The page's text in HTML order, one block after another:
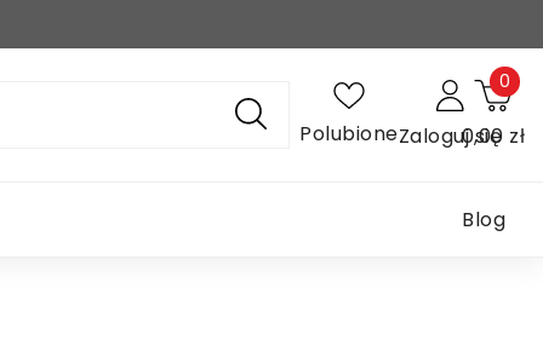
PolubioneZaloguj się
0,00 zł
0
Blog